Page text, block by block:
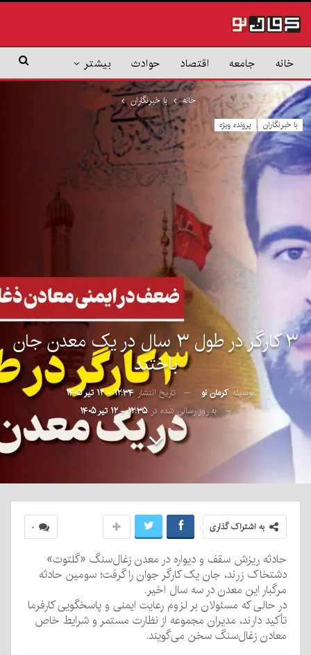
خانه جامعه اقتصاد حوادث بیشتر
خانه با خبرنگاران
با خبرنگاران پرونده ویژه
۳ کارگر در طول ۳ سال در یک معدن جان
باختند
بوسیله کرمان نو تاریخ انتشار ۱۲:۳۴ - ۱۲ تیر ۱۴۰۵
به روز رسانی شده در ۱۲:۳۵ - ۱۲ تیر ۱۴۰۵
۰ به اشتراک گذاری
حادثه ریزش سقف و دیواره در معدن زغال‌سنگ «گلتوت»
دشتخاک زرند، جان یک کارگر جوان را گرفت؛ سومین حادثه
مرگبار این معدن در سه سال اخیر.
در حالی که مسئولان بر لزوم رعایت ایمنی و پاسخگویی کارفرما
تأکید دارند، مدیران مجموعه از نظارت مستمر و شرایط خاص
معادن زغال‌سنگ سخن می‌گویند.